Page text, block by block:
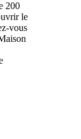
200
le
vous